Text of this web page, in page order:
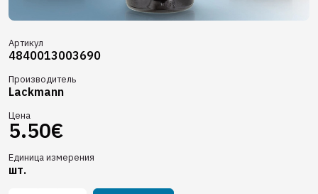
Артикул
4840013003690
Производитель
Lackmann
Цена
5.50€
Единица измерения
шт.